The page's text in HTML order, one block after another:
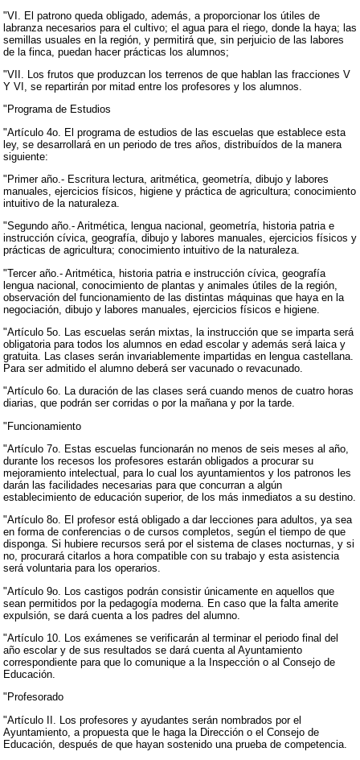
"VI. El patrono queda obligado, además, a proporcionar los útiles de
labranza necesarios para el cultivo; el agua para el riego, donde la haya; las
semillas usuales en la región, y permitirá que, sin perjuicio de las labores
de la finca, puedan hacer prácticas los alumnos;
"VII. Los frutos que produzcan los terrenos de que hablan las fracciones V
Y VI, se repartirán por mitad entre los profesores y los alumnos.
"Programa de Estudios
"Artículo 4o. El programa de estudios de las escuelas que establece esta
ley, se desarrollará en un periodo de tres años, distribuídos de la manera
siguiente:
"Primer año.- Escritura lectura, aritmética, geometría, dibujo y labores
manuales, ejercicios físicos, higiene y práctica de agricultura; conocimiento
intuitivo de la naturaleza.
"Segundo año.- Aritmética, lengua nacional, geometría, historia patria e
instrucción cívica, geografía, dibujo y labores manuales, ejercicios físicos y
prácticas de agricultura; conocimiento intuitivo de la naturaleza.
"Tercer año.- Aritmética, historia patria e instrucción cívica, geografía
lengua nacional, conocimiento de plantas y animales útiles de la región,
observación del funcionamiento de las distintas máquinas que haya en la
negociación, dibujo y labores manuales, ejercicios físicos e higiene.
"Artículo 5o. Las escuelas serán mixtas, la instrucción que se imparta será
obligatoria para todos los alumnos en edad escolar y además será laica y
gratuita. Las clases serán invariablemente impartidas en lengua castellana.
Para ser admitido el alumno deberá ser vacunado o revacunado.
"Artículo 6o. La duración de las clases será cuando menos de cuatro horas
diarias, que podrán ser corridas o por la mañana y por la tarde.
"Funcionamiento
"Artículo 7o. Estas escuelas funcionarán no menos de seis meses al año,
durante los recesos los profesores estarán obligados a procurar su
mejoramiento intelectual, para lo cual los ayuntamientos y los patronos les
darán las facilidades necesarias para que concurran a algún
establecimiento de educación superior, de los más inmediatos a su destino.
"Artículo 8o. El profesor está obligado a dar lecciones para adultos, ya sea
en forma de conferencias o de cursos completos, según el tiempo de que
disponga. Si hubiere recursos será por el sistema de clases nocturnas, y si
no, procurará citarlos a hora compatible con su trabajo y esta asistencia
será voluntaria para los operarios.
"Artículo 9o. Los castigos podrán consistir únicamente en aquellos que
sean permitidos por la pedagogía moderna. En caso que la falta amerite
expulsión, se dará cuenta a los padres del alumno.
"Artículo 10. Los exámenes se verificarán al terminar el periodo final del
año escolar y de sus resultados se dará cuenta al Ayuntamiento
correspondiente para que lo comunique a la Inspección o al Consejo de
Educación.
"Profesorado
"Artículo II. Los profesores y ayudantes serán nombrados por el
Ayuntamiento, a propuesta que le haga la Dirección o el Consejo de
Educación, después de que hayan sostenido una prueba de competencia.